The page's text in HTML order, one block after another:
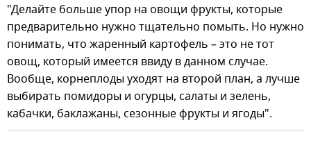
"Делайте больше упор на овощи фрукты, которые
предварительно нужно тщательно помыть. Но нужно
понимать, что жаренный картофель – это не тот
овощ, который имеется ввиду в данном случае.
Вообще, корнеплоды уходят на второй план, а лучше
выбирать помидоры и огурцы, салаты и зелень,
кабачки, баклажаны, сезонные фрукты и ягоды".